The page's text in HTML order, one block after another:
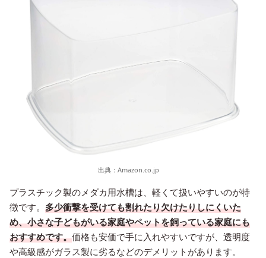
出典： Amazon.co.jp
プラスチック製のメダカ用水槽は、軽くて扱いやすいのが特
徴です。 多少衝撃を受けても割れたり欠けたりしにくいた
め、小さな子どもがいる家庭やペットを飼っている家庭にも
おすすめです。価格も安価で手に入れやすいですが、透明度
や高級感がガラス製に劣るなどのデメリットがあります。